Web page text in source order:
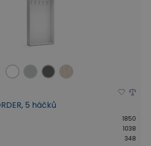
5 háčků
1850
1038
348